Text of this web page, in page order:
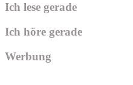
Ich lese gerade
Ich höre gerade
Werbung